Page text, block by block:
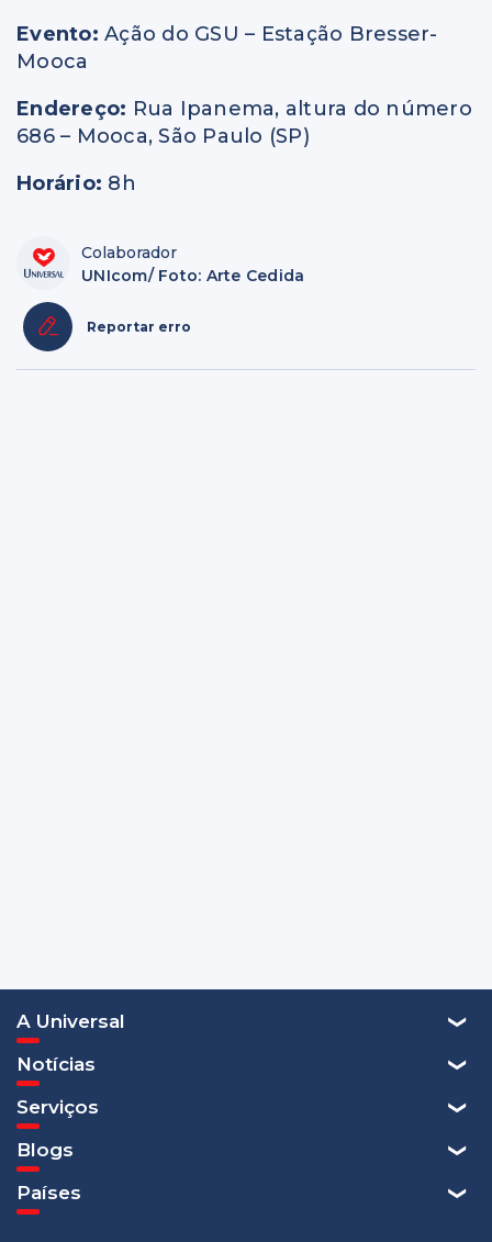
Evento: Ação do GSU – Estação Bresser-
Mooca
Endereço: Rua Ipanema, altura do número
686 – Mooca, São Paulo (SP)
Horário: 8h
Colaborador
UNIcom/ Foto: Arte Cedida
Reportar erro
A Universal
Notícias
Serviços
Blogs
Países